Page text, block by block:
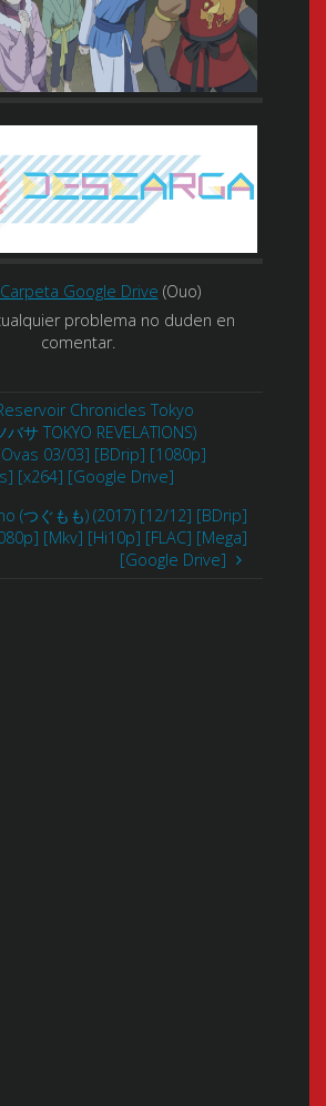
Google Drive (Ouo)
problema no duden en
comentar.
Chronicles Tokyo
サ TOKYO REVELATIONS)
03/03] [BDrip] [1080p]
[x264] [Google Drive]
(つぐもも) (2017) [12/12] [BDrip]
[Mkv] [Hi10p] [FLAC] [Mega]
[Google Drive]